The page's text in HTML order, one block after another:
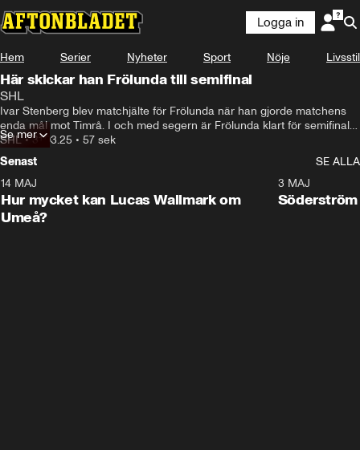
Logga in
Hem Serier Nyheter Sport Nöje Livsstil
Här skickar han Frölunda till semifinal
SHL
Ivar Stenberg blev matchjälte för Frölunda när han gjorde matchens
enda mål mot Timrå. I och med segern är Frölunda klart för semifinal
efter att ha vunnit kvartsfinalserien mot Timrå med 4–2 i matcher.
SHL•31.03.25 • 57 sek
Se mer
Senast
SE ALLA
Plus
14 MAJ
Hur mycket kan Lucas Wallmark om
Umeå?
3 MAJ